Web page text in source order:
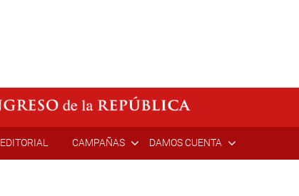
EDITORIAL CAMPAÑAS DAMOS CUENTA